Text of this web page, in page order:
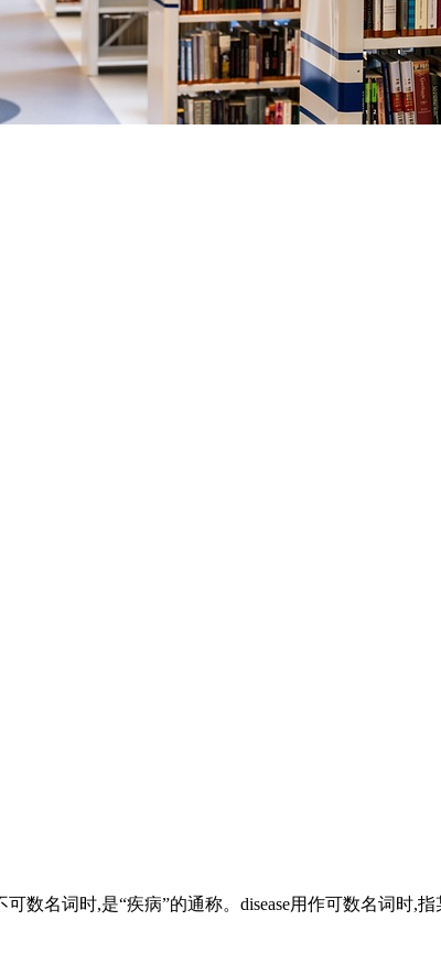
可数名词时,是“疾病”的通称。disease用作可数名词时